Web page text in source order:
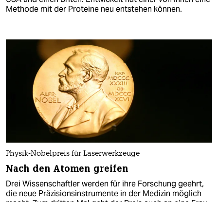
Methode mit der Proteine neu entstehen können.
Physik-Nobelpreis für Laserwerkzeuge
Nach den Atomen greifen
Drei Wissenschaftler werden für ihre Forschung geehrt,
die neue Präzisionsinstrumente in der Medizin möglich